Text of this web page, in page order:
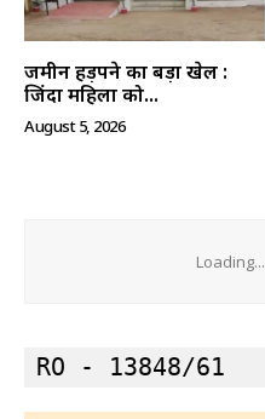
जमीन हड़पने का बड़ा खेल :
जिंदा महिला को...
August 5, 2026
Loading...
RO - 13848/61